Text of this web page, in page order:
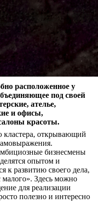
расположенное у
под своей
ателье,
и офисы,
красоты.
кластера, открывающий
бизнесмены
опытом и
к развитию своего дела,
малого». Здесь можно
для реализации
полезно и интересно